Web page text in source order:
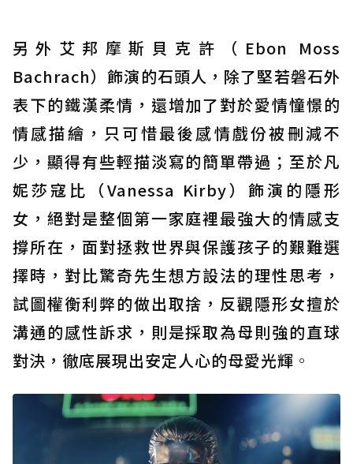
另外艾邦摩斯貝克許（Ebon Moss
Bachrach）飾演的石頭人，除了堅若磐石外
表下的鐵漢柔情，還增加了對於愛情憧憬的
情感描繪，只可惜最後感情戲份被刪減不
少，顯得有些輕描淡寫的簡單帶過；至於凡
妮莎寇比（Vanessa Kirby）飾演的隱形
女，絕對是整個第一家庭裡最強大的情感支
撐所在，面對拯救世界與保護孩子的艱難選
擇時，對比驚奇先生想方設法的理性思考，
試圖權衡利弊的做出取捨，反觀隱形女擅於
溝通的感性訴求，則是採取為母則強的直球
對決，徹底展現出安定人心的母愛光輝 。